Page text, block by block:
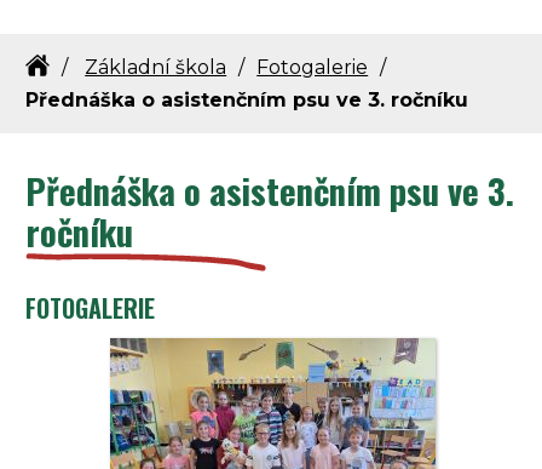
Základní škola
Fotogalerie
Přednáška o asistenčním psu ve 3. ročníku
Přednáška o asistenčním psu ve 3.
ročníku
FOTOGALERIE